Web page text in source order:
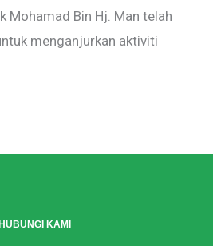
Mohamad Bin Hj. Man telah
menganjurkan aktiviti
HUBUNGI KAMI